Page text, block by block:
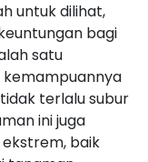
untuk dilihat,
bagi
satu
kemampuannya
terlalu subur
ini juga
baik